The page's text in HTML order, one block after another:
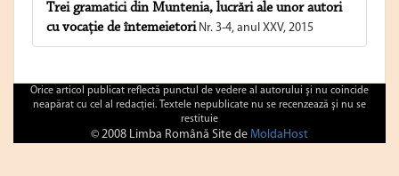
Trei gramatici din Muntenia, lucrări ale unor autori
cu vocație de întemeietoriNr. 3-4, anul XXV, 2015
Orice articol publicat reflectă punctul de vedere al autorului şi nu coincide
neapărat cu cel al redacţiei. Textele nepublicate nu se recenzează şi nu se
restituie
© 2008 Limba Română Site de MoldaHost